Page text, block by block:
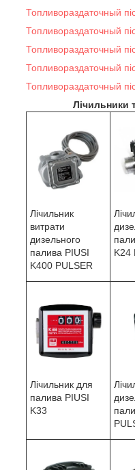
Топливораздаточный
Топливораздаточный
Топливораздаточный
Топливораздаточный
Топливораздаточный
Лічильники
Лічильник
витрати
дизельного
палива PIUSI
K400 PULSER
K24
Лічильник для
палива PIUSI
K33